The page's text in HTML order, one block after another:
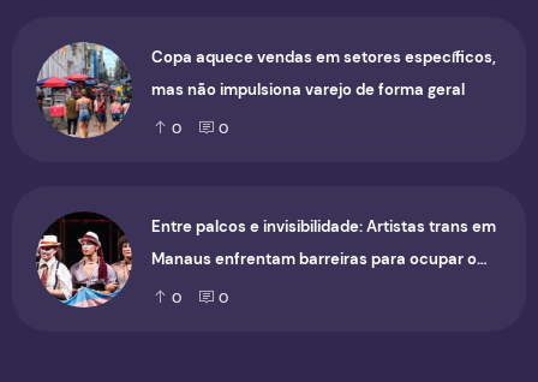
Copa aquece vendas em setores específicos,
mas não impulsiona varejo de forma geral
0 0
Entre palcos e invisibilidade: Artistas trans em
Manaus enfrentam barreiras para ocupar o
cenário cultural
0 0